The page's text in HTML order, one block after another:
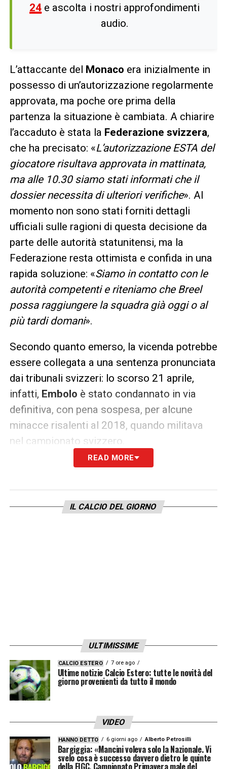
24 e ascolta i nostri approfondimenti
audio.
L’attaccante del Monaco era inizialmente in
possesso di un’autorizzazione regolarmente
approvata, ma poche ore prima della
partenza la situazione è cambiata. A chiarire
l’accaduto è stata la Federazione svizzera,
che ha precisato: «L’autorizzazione ESTA del
giocatore risultava approvata in mattinata,
ma alle 10.30 siamo stati informati che il
dossier necessita di ulteriori verifiche». Al
momento non sono stati forniti dettagli
ufficiali sulle ragioni di questa decisione da
parte delle autorità statunitensi, ma la
Federazione resta ottimista e confida in una
rapida soluzione: «Siamo in contatto con le
autorità competenti e riteniamo che Breel
possa raggiungere la squadra già oggi o al
più tardi domani».
Secondo quanto emerso, la vicenda potrebbe
essere collegata a una sentenza pronunciata
dai tribunali svizzeri: lo scorso 21 aprile,
infatti, Embolo è stato condannato in via
definitiva, con pena sospesa, per alcune
minacce risalenti al 2018, quando militava
nel campionato svizzero.
Ultime notizie Calcio Estero: tutte le novità
Nonostante il contrattempo, la squadra
Instagram insieme aGranit Xhaka
Okafor , disegnando una figura stilizzata al
posto del compagno assente e taggando
Embolo.
Nato inCamerunma nazionale svizzero,
Embolovanta85 presenze e 23 reticon la
Svizzera e si prepara a disputare il suoterzo
READ MORE
IL CALCIO DEL GIORNO
ULTIMISSIME
CALCIO ESTERO 7 ore ago
Ultime notizie Calcio Estero: tutte le novità del
giorno provenienti da tutto il mondo
VIDEO
HANNO DETTO 6 giorni ago Alberto Petrosilli
Bargiggia: «Mancini voleva solo la Nazionale. Vi
svelo cosa è successo davvero dietro le quinte